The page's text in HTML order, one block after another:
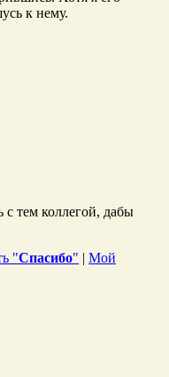
к нему.
тем коллегой, дабы
"Спасибо" | Мой